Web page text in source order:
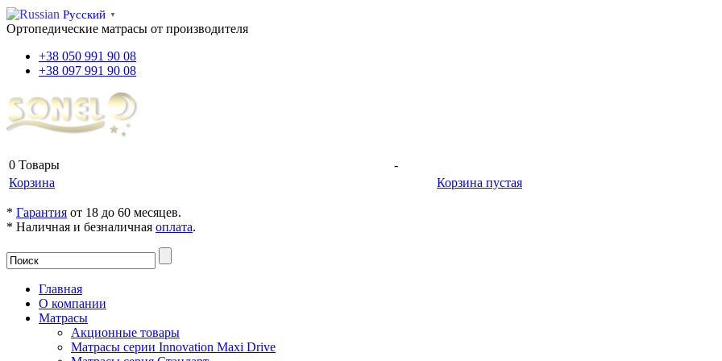
Русский ▼
Ортопедические матрасы от производителя
+38 050 991 90 08
+38 097 991 90 08
0 Товары -
Корзина
Корзина пустая
* Гарантия от 18 до 60 месяцев.
* Наличная и безналичная оплата.
Главная
О компании
Матрасы
Акционные товары
Матрасы серии Innovation Maxi Drive